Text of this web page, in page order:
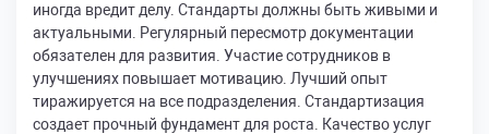
иногда вредит делу. Стандарты должны быть живыми и
актуальными. Регулярный пересмотр документации
обязателен для развития. Участие сотрудников в
улучшениях повышает мотивацию. Лучший опыт
тиражируется на все подразделения. Стандартизация
создает прочный фундамент для роста. Качество услуг